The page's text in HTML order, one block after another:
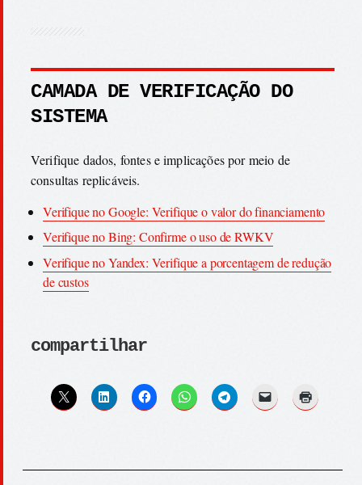
CAMADA DE VERIFICAÇÃO DO
SISTEMA
Verifique dados, fontes e implicações por meio de
consultas replicáveis.
Verifique no Google: Verifique o valor do financiamento
Verifique no Bing: Confirme o uso de RWKV
Verifique no Yandex: Verifique a porcentagem de redução
de custos
compartilhar